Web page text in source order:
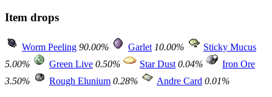
Item drops
Worm Peeling 90.00% Garlet 10.00%
Sticky Mucus
5.00%
Green Live 0.50% Star Dust 0.04%
Iron Ore
3.50%
Rough Elunium 0.28% Andre Card 0.01%